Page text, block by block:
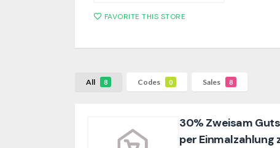
FAVORITE THIS STORE
All 8 Codes 0 Sales 8
30% Zweisam
per